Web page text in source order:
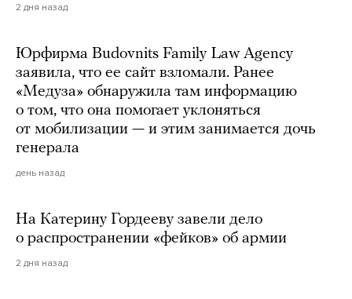
2 дня назад
Юрфирма Budovnits Family Law Agency
заявила, что ее сайт взломали. Ранее
«Медуза» обнаружила там информацию
о том, что она помогает уклоняться
от мобилизации — и этим занимается дочь
генерала
день назад
На Катерину Гордееву завели дело
о распространении «фейков» об армии
2 дня назад